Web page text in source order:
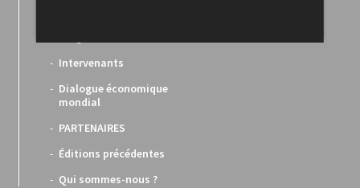
Intervenants
Dialogue économique
mondial
PARTENAIRES
Éditions précédentes
Qui sommes-nous ?